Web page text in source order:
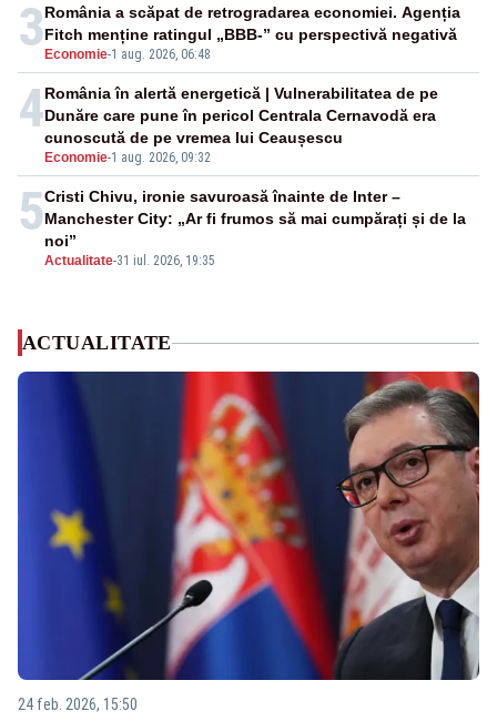
3 Economie-1 aug. 2026, 06:48
România a scăpat de retrogradarea economiei. Agenția
Fitch menține ratingul „BBB-” cu perspectivă negativă
4
Economie-1 aug. 2026, 09:32
România în alertă energetică | Vulnerabilitatea de pe
Dunăre care pune în pericol Centrala Cernavodă era
cunoscută de pe vremea lui Ceaușescu
5
Actualitate-31 iul. 2026, 19:35
Cristi Chivu, ironie savuroasă înainte de Inter –
Manchester City: „Ar fi frumos să mai cumpărați și de la
noi”
ACTUALITATE
24 feb. 2026, 15:50